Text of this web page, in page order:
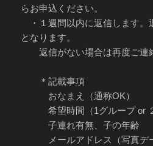
らお申込ください。
・１週間以内に返信します。
となります。
返信がない場合は再度ご連
＊記載事項
おなまえ（通称OK）
希望時間（1グループ or ２
子連れ有無、子の年齢
メールアドレス（写真デー